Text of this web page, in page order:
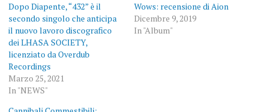
Dopo Diapente, “432” è il
secondo singolo che anticipa
il nuovo lavoro discografico
dei LHASA SOCIETY,
licenziato da Overdub
Recordings
Marzo 25, 2021
In "NEWS"
Wows: recensione di Aion
Dicembre 9, 2019
In "Album"